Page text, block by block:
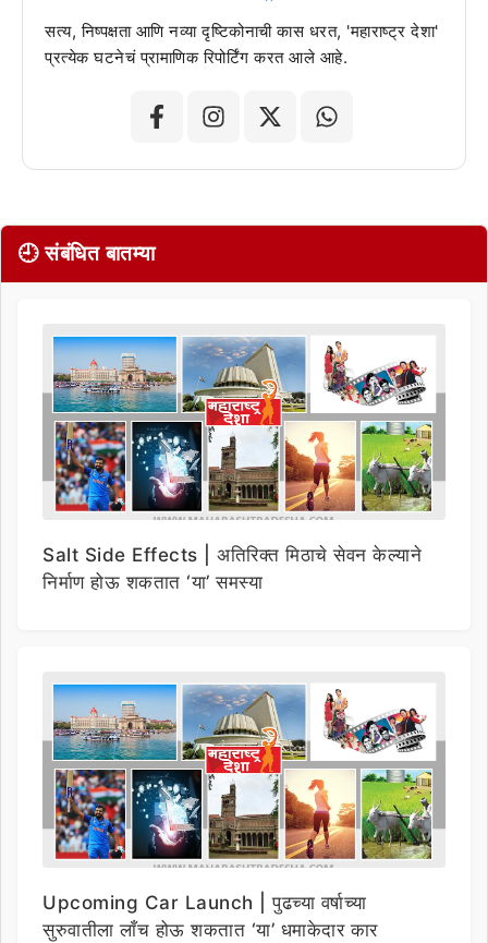
सत्य, निष्पक्षता आणि नव्या दृष्टिकोनाची कास धरत, 'महाराष्ट्र देशा'
प्रत्येक घटनेचं प्रामाणिक रिपोर्टिंग करत आले आहे.
🕘 संबंधित बातम्या
Salt Side Effects | अतिरिक्त मिठाचे सेवन केल्याने
निर्माण होऊ शकतात ‘या’ समस्या
Upcoming Car Launch | पुढच्या वर्षाच्या
सुरुवातीला लाँच होऊ शकतात ‘या’ धमाकेदार कार